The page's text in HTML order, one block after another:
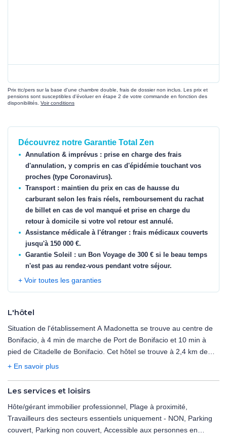
Prix ttc/pers sur la base d'une chambre double, frais de dossier non inclus. Les prix et
pensions sont susceptibles d'évoluer en étape 2 de votre commande en fonction des
disponibilités. Voir conditions
Découvrez notre Garantie Total Zen
Annulation & imprévus : prise en charge des frais
d'annulation, y compris en cas d'épidémie touchant vos
proches (type Coronavirus).
Transport : maintien du prix en cas de hausse du
carburant selon les frais réels, remboursement du rachat
de billet en cas de vol manqué et prise en charge du
retour à domicile si votre vol retour est annulé.
Assistance médicale à l'étranger : frais médicaux couverts
jusqu'à 150 000 €.
Garantie Soleil : un Bon Voyage de 300 € si le beau temps
n'est pas au rendez-vous pendant votre séjour.
+ Voir toutes les garanties
L'hôtel
Situation de l'établissement A Madonetta se trouve au centre de
Bonifacio, à 4 min de marche de Port de Bonifacio et 10 min à
pied de Citadelle de Bonifacio. Cet hôtel se trouve à 2,4 km de
Cimetière marin et à 2,9 km de Centre Hospitalier de Bonifacio.
Bonifacio - 0,4 km Plage de Sutta Rocca - 0,8 km Citadelle de
L'Étendard - 0,9 km Église Ste-Marie Majeure - 1 km Mémorial du
Passé Bonifacien - 1 km Escalier du roi d'Aragon - 1,1 km Église
Saint-Dominique de Bonifacio - 1,4 km Plage de l’Arinella - 1,4 km
+ En savoir plus
Les services et loisirs
Hôte/gérant immobilier professionnel, Plage à proximité,
Travailleurs des secteurs essentiels uniquement - NON, Parking
couvert, Parking non couvert, Accessible aux personnes en